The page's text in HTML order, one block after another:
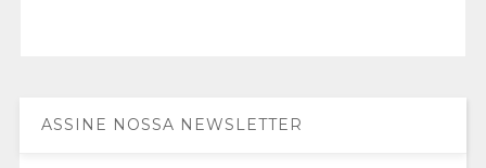
ASSINE NOSSA NEWSLETTER